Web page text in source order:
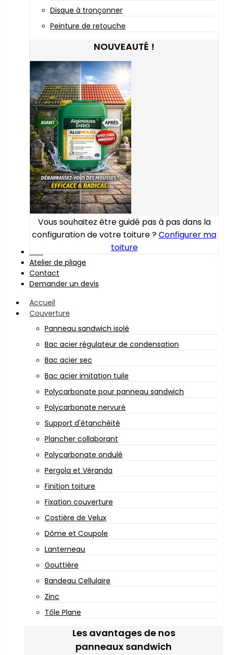
Disque à tronçonner
Peinture de retouche
NOUVEAUTÉ !
Vous souhaitez être guidé pas à pas dans la
configuration de votre toiture ?Configurer ma
toiture
Atelier de pliage
Contact
Demander un devis
Accueil
Couverture
Panneau sandwich isolé
Bac acier régulateur de condensation
Bac acier sec
Bac acier imitation tuile
Polycarbonate pour panneau sandwich
Polycarbonate nervuré
Support d'étanchéité
Plancher collaborant
Polycarbonate ondulé
Pergola et Véranda
Finition toiture
Fixation couverture
Costière de Velux
Dôme et Coupole
Lanterneau
Gouttière
Bandeau Cellulaire
Zinc
Tôle Plane
Les avantages de nos
panneaux sandwich